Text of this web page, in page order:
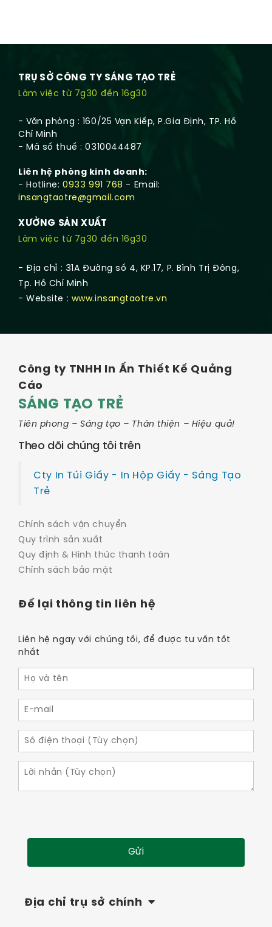
TRỤ SỞ CÔNG TY SÁNG TẠO TRẺ
Làm việc từ 7g30 đến 16g30
- Văn phòng : 160/25 Vạn Kiếp, P.Gia Định, TP. Hồ
Chí Minh
- Mã số thuế : 0310044487
Liên hệ phòng kinh doanh:
- Hotline:0933 991 768 - Email:
insangtaotre@gmail.com
XƯỞNG SẢN XUẤT
Làm việc từ 7g30 đến 16g30
- Địa chỉ : 31A Đường số 4, KP.17, P. Bình Trị Đông,
Tp. Hồ Chí Minh
- Website : www.insangtaotre.vn
Công ty TNHH In Ấn Thiết Kế Quảng
Cáo
SÁNG TẠO TRẺ
Tiên phong – Sáng tạo – Thân thiện – Hiệu quả!
Theo dõi chúng tôi trên
Cty In Túi Giấy - In Hộp Giấy - Sáng Tạo
Trẻ
Chính sách vận chuyển
Quy trình sản xuất
Quy định & Hình thức thanh toán
Chính sách bảo mật
Để lại thông tin liên hệ
Liên hệ ngay với chúng tối, để được tư vấn tốt
nhất
Địa chỉ trụ sở chính